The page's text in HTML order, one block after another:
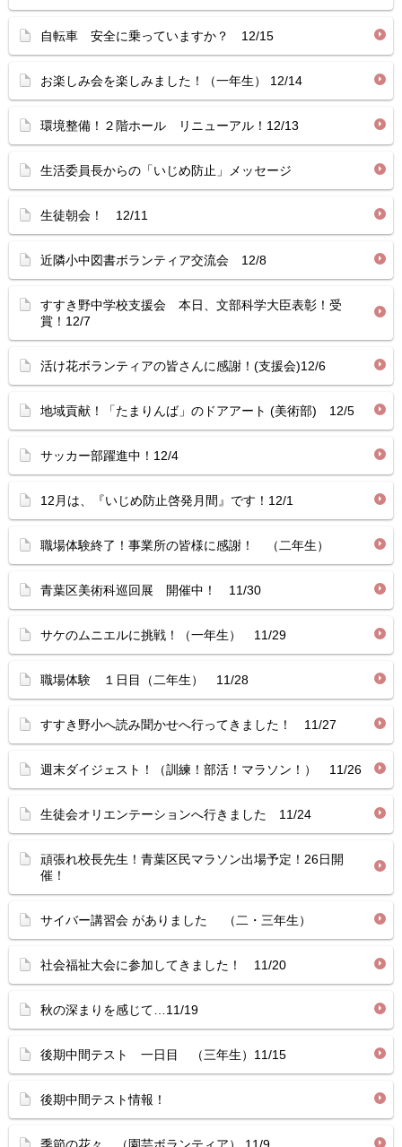
自転車 安全に乗っていますか？ 12/15
お楽しみ会を楽しみました！（一年生） 12/14
環境整備！２階ホール リニューアル！12/13
生活委員長からの「いじめ防止」メッセージ
生徒朝会！ 12/11
近隣小中図書ボランティア交流会 12/8
すすき野中学校支援会 本日、文部科学大臣表彰！受
賞！12/7
活け花ボランティアの皆さんに感謝！(支援会)12/6
地域貢献！「たまりんば」のドアアート (美術部) 12/5
サッカー部躍進中！12/4
12月は、『いじめ防止啓発月間』です！12/1
職場体験終了！事業所の皆様に感謝！ （二年生）
青葉区美術科巡回展 開催中！ 11/30
サケのムニエルに挑戦！（一年生） 11/29
職場体験 １日目（二年生） 11/28
すすき野小へ読み聞かせへ行ってきました！ 11/27
週末ダイジェスト！（訓練！部活！マラソン！） 11/26
生徒会オリエンテーションへ行きました 11/24
頑張れ校長先生！青葉区民マラソン出場予定！26日開
催！
サイバー講習会 がありました （二・三年生）
社会福祉大会に参加してきました！ 11/20
秋の深まりを感じて…11/19
後期中間テスト 一日目 （三年生）11/15
後期中間テスト情報！